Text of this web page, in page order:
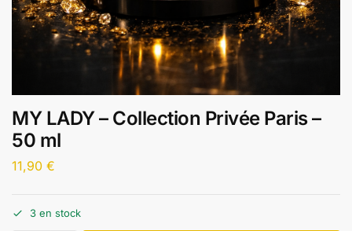
MY LADY – Collection Privée Paris –
50 ml
11,90 €
3 en stock